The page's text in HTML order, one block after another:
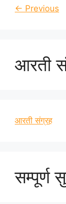
← Previous
आरती
आरती संग्रह
सम्पूर्ण